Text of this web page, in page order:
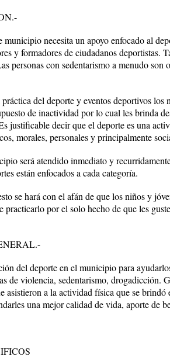
municipio necesita un apoyo enfocado al
y formadores de ciudadanos deportistas.
personas con sedentarismo a menudo son
del deporte y eventos deportivos los
de inactividad por lo cual les brinda
justificable decir que el deporte es una
morales, personales y principalmente
será atendido inmediato y
están enfocados a cada categoría.
se hará con el afán de que los niños y
practicarlo por el solo hecho de que les
del deporte en el municipio para
de violencia, sedentarismo, drogadicción.
asistieron a la actividad física que se
una mejor calidad de vida, aporte de